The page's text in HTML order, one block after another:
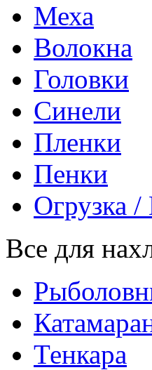
Меха
Волокна
Головки
Синели
Пленки
Пенки
Огрузка /
Все для
Тенкара